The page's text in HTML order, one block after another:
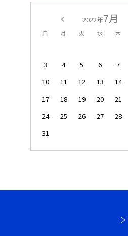
2022年7月
日 月 火 水 木
3
4 5 6 7
10
11 12 13 14
17
18 19 20 21
24
25 26 27 28
31